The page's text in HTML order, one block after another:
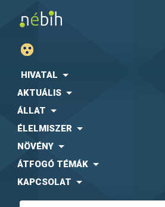
HIVATAL
AKTUÁLIS
ÁLLAT
ÉLELMISZER
NÖVÉNY
ÁTFOGÓ TÉMÁK
KAPCSOLAT